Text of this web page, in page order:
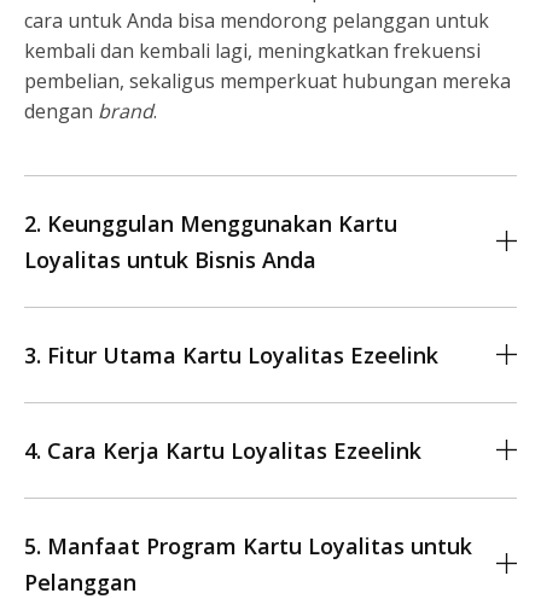
cara untuk Anda bisa mendorong pelanggan untuk
kembali dan kembali lagi, meningkatkan frekuensi
pembelian, sekaligus memperkuat hubungan mereka
dengan brand.
2. Keunggulan Menggunakan Kartu
Loyalitas untuk Bisnis Anda
3. Fitur Utama Kartu Loyalitas Ezeelink
4. Cara Kerja Kartu Loyalitas Ezeelink
5. Manfaat Program Kartu Loyalitas untuk
Pelanggan